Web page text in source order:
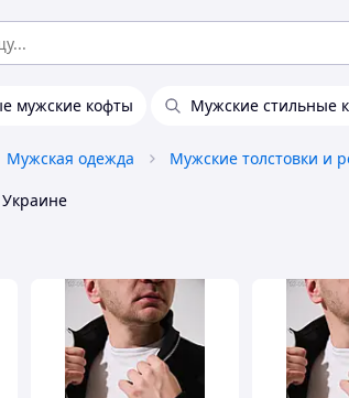
мужские кофты Мужские стильные
Мужская одежда Мужские толстовки и
Украине